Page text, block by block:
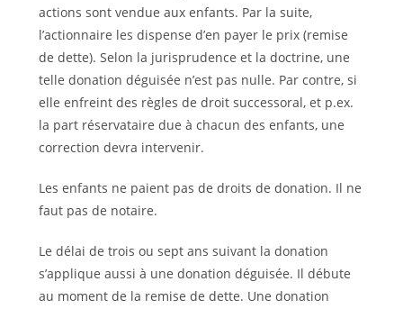
actions sont vendue aux enfants. Par la suite,
l’actionnaire les dispense d’en payer le prix (remise
de dette). Selon la jurisprudence et la doctrine, une
telle donation déguisée n’est pas nulle. Par contre, si
elle enfreint des règles de droit successoral, et p.ex.
la part réservataire due à chacun des enfants, une
correction devra intervenir.
Les enfants ne paient pas de droits de donation. Il ne
faut pas de notaire.
Le délai de trois ou sept ans suivant la donation
s’applique aussi à une donation déguisée. Il débute
au moment de la remise de dette. Une donation